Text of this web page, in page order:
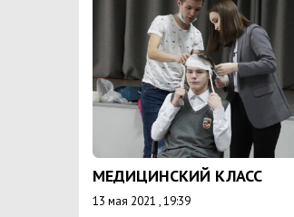
МЕДИЦИНСКИЙ КЛАСС
13 мая 2021 , 19:39